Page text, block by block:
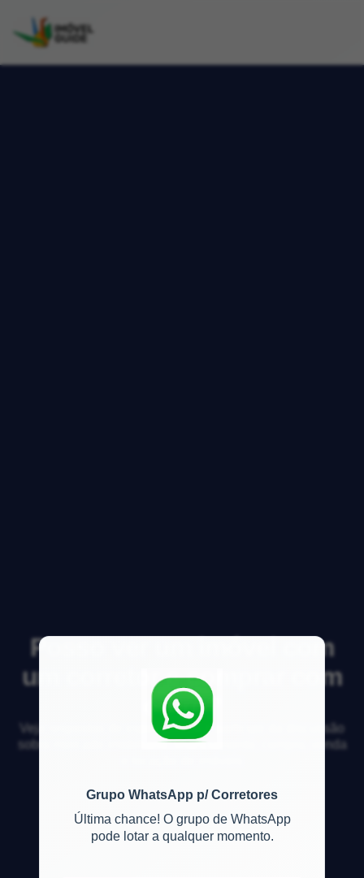
Grupo WhatsApp p/ Corretores
Última chance! O grupo de WhatsApp
pode lotar a qualquer momento.
Posso ver um imóvel com
um corretor e comprar com
outro?
Veja respostas de especialistas e participe da discussão
sobre mercado imobiliário, financiamento, compra, venda